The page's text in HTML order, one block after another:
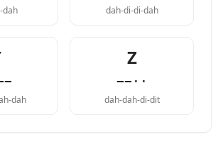
dah dah-di-di-dah
dah
Z
−−··
dah-dah-di-dit